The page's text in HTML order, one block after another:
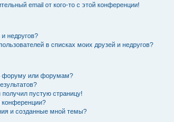
email от кого-то с этой конференции!
недругов?
в списках моих друзей и недругов?
форуму или форумам?
получил пустую страницу!
конференции?
и созданные мной темы?